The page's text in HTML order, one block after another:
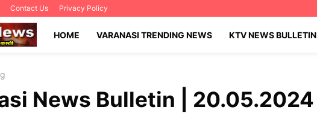
Contact Us Privacy Policy
HOME VARANASI TRENDING NEWS KTV NEWS BULLETIN
News Bulletin | 20.05.2024 |